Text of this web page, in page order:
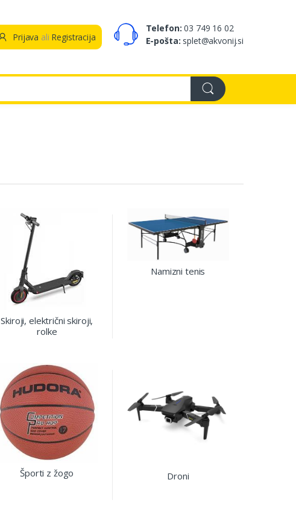
Prijava ali Registracija
Telefon: 03 749 16 02
E-pošta: splet@akvonij.si
Skiroji, električni skiroji,
rolke
Namizni tenis
Športi z žogo Droni